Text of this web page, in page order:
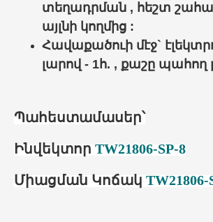
տեղադրման , հեշտ
այլնի կողմից :
Հավաքածուի մէջ`
լարով - 1հ. , քաշը պահող
Պահեստամասեր՝
Ինվեկտոր TW21806-SP-8
Միացման Կոճակ TW21806-